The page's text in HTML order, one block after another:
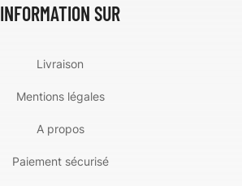
INFORMATION SUR
Livraison
Mentions légales
A propos
Paiement sécurisé